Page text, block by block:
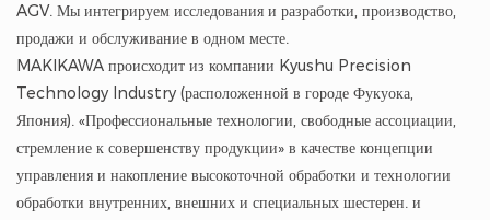
AGV. Мы интегрируем исследования и разработки, производство,
продажи и обслуживание в одном месте.
MAKIKAWA происходит из компании Kyushu Precision
Technology Industry (расположенной в городе Фукуока,
Япония). «Профессиональные технологии, свободные ассоциации,
стремление к совершенству продукции» в качестве концепции
управления и накопление высокоточной обработки и технологии
обработки внутренних, внешних и специальных шестерен. и